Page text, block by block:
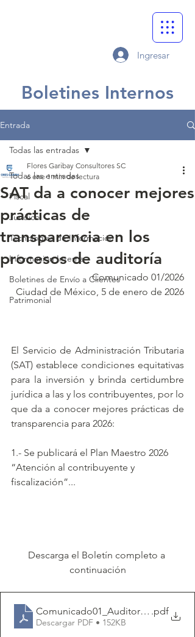
Ingresar
Boletines Internos
Entrada
Todas las entradas
Fiscal
Jurídico
Tecnologías de Información
Información Interna
Boletines de Envío a Clientes
Patrimonial
Todas las entradas
SAT da a conocer mejores
prácticas de
transparencia en los
procesos de auditoría
Flores Garibay Consultores SC
6 ene 1 min de lectura
Comunicado 01/2026
Ciudad de México, 5 de enero de 2026
El Servicio de Administración Tributaria
(SAT) establece condiciones equitativas
para la inversión y brinda certidumbre
jurídica a las y los contribuyentes, por lo
que da a conocer mejores prácticas de
transparencia para 2026:
1.- Se publicará el Plan Maestro 2026
“Atención al contribuyente y
fiscalización”...
Descarga el Boletín completo a
continuación
.pdf
Descargar PDF • 152KB